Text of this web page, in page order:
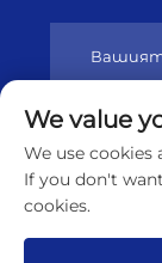
Всички права
Технолоджи
We value
We use
If you don't
cookies.